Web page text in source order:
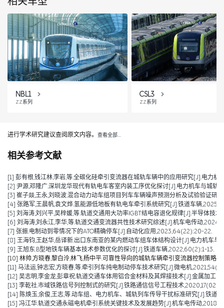
NBL1
ZZ系列
CSL3
ZZ系列
进行学术研究建议查阅原文内容。 查看全部…
相关参考文献
[1] 彭有根,钱江林,李岩,等.全碳化硅牵引变流器在城轨车辆中的应用研究[J].电力
[2] 尹源,邓隆广.深圳龙华现代有轨电车客室内装工序优化探讨[J].电力机车与城轨
[3] 崔子燚,王永,刘晓波.混合动力动车组项目列车车辆噪声预测分析及试验验证研
[4] 张路军,王晨帆,袁文烨.氢能源低地板有轨电车牵引系统研究[J].铁道车辆
[5] 刘海涛,刘兴平,吴梓媛,等.轨道交通用大功率IGBT结电容退化规律[J].半导体技
[6] 刘海涛,刘永江,李华,等.轨道交通变流器共性技术研究综述[J].机车电传动
[7] 张振.电制动到零情况下的ATO精确停车[J].自动化应用,2023,64(22):20-22.
[8] 王海钧,王赵华,岳译新.出口东南亚的某内燃动车组车体结构设计[J].电力机车
[9] 王旭东.B型地铁车辆基本技术参数优化的探讨[J].铁道车辆,2022,60(2):1-13.
[10] 林帅,方晓春,黎白泠,林飞,杨中平.可靠性导向的城轨车辆牵引变流器控制策略
[11] 马法运,钟志宏,方晓春,等.牵引列车纯电制动停车技术研究[J].微电机
[12] 吴志明,李金龙,彭章祝.轨道交通车体用铝合金材料及其焊接技术[J].金属加工(
[13] 李乾社.市域铁路信号列控制式的研究[J].铁路通信信号工程技术
[14] 陈焕玉,余俊,王志,等.动车组、电力机车、城轨列车传导干扰标准研究[J].铁道
[15] 冯江华.轨道交通永磁电机牵引系统关键技术及发展趋势[J].机车电传动